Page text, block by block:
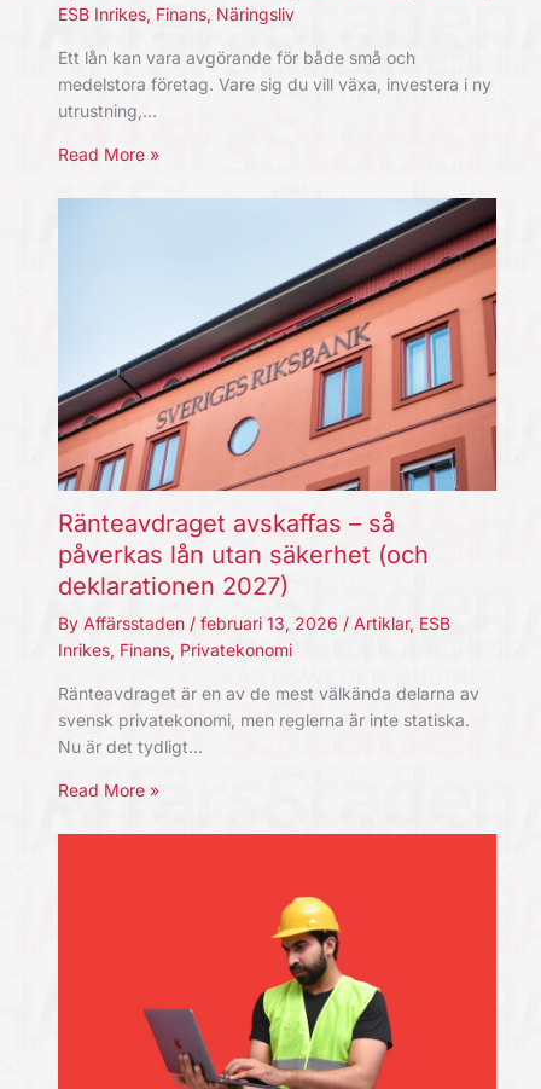
ESB Inrikes, Finans, Näringsliv
Ett lån kan vara avgörande för både små och
medelstora företag. Vare sig du vill växa, investera i ny
utrustning,…
Read More »
Ränteavdraget avskaffas – så
påverkas lån utan säkerhet (och
deklarationen 2027)
By Affärsstaden / februari 13, 2026 / Artiklar, ESB
Inrikes, Finans, Privatekonomi
Ränteavdraget är en av de mest välkända delarna av
svensk privatekonomi, men reglerna är inte statiska.
Nu är det tydligt…
Read More »